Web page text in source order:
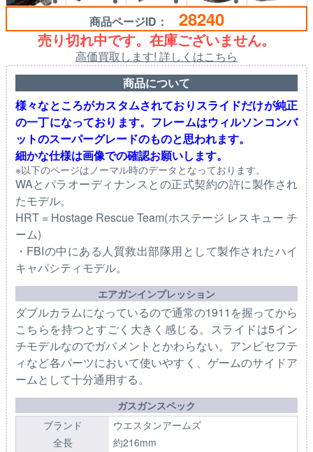
商品ページID： 28240
売り切れ中です。在庫ございません。
高価買取します! 詳しくはこちら
商品について
様々なところがカスタムされておりスライドだけが純正
の一丁になっております。フレームはウィルソンコンバ
ットのスーパーグレードのものと思われます。
細かな仕様は画像での確認お願いします。
※以下のページはノーマル時のデータとなっております。
WAとパラオーディナンスとの正式契約の許に製作され
たモデル。
HRT = Hostage Rescue Team(ホステージ レスキュー チ
ーム)
・FBIの中にある人質救出部隊用として製作されたハイ
キャパシティモデル。
エアガンインプレッション
ダブルカラムになっているので通常の1911を握ってから
こちらを持つとすごく大きく感じる。スライドは5イン
チモデルなのでガバメントとかわらない。アンビセフテ
ィなど各パーツにおいて使いやすく、ゲームのサイドア
ームとして十分通用する。
ガスガンスペック
ブランド
ウエスタンアームズ
全長
約216mm